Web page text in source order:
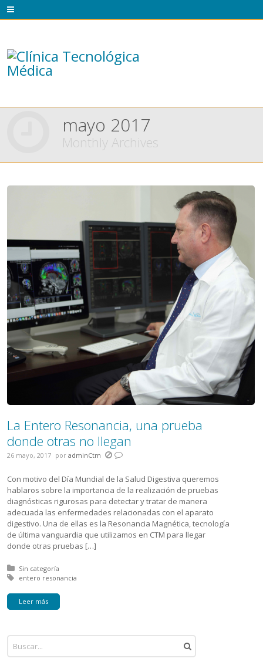
mayo 2017
Monthly Archives
La Entero Resonancia, una prueba
donde otras no llegan
26 mayo, 2017 por adminCtm
Con motivo del Día Mundial de la Salud Digestiva queremos
hablaros sobre la importancia de la realización de pruebas
diagnósticas rigurosas para detectar y tratar de manera
adecuada las enfermedades relacionadas con el aparato
digestivo. Una de ellas es la Resonancia Magnética, tecnología
de última vanguardia que utilizamos en CTM para llegar
donde otras pruebas […]
Posted in:
Sin categoría
Tagged with:
entero resonancia
Leer más